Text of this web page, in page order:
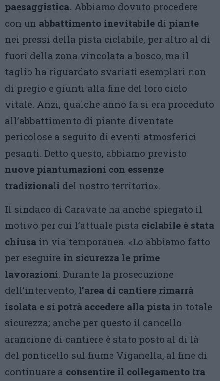
paesaggistica. Abbiamo dovuto procedere
con un abbattimento inevitabile di piante
nei pressi della pista ciclabile, per altro al di
fuori della zona vincolata a bosco, ma il
taglio ha riguardato svariati esemplari non
di pregio e giunti alla fine del loro ciclo
vitale. Anzi, qualche anno fa si era proceduto
all’abbattimento di piante diventate
pericolose a seguito di eventi atmosferici
pesanti. Detto questo, abbiamo previsto
nuove piantumazioni con essenze
tradizionali del nostro territorio».
Il sindaco di Caravate ha anche spiegato il
motivo per cui l’attuale pista ciclabile è stata
chiusa in via temporanea. «Lo abbiamo fatto
per eseguire in sicurezza le prime
lavorazioni. Durante la prosecuzione
dell’intervento, l’area di cantiere rimarrà
isolata e si potrà accedere alla pista in totale
sicurezza; anche per questo il cancello
arancione di cantiere è stato posto al di là
del ponticello sul fiume Viganella, al fine di
continuare a consentire il collegamento tra